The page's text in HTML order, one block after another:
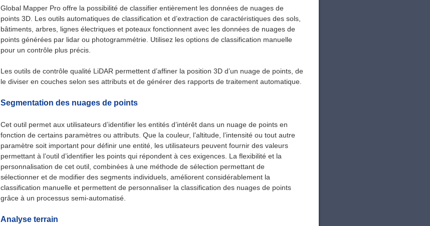
Global Mapper Pro offre la possibilité de classifier entièrement les données de nuages ​​de
points 3D. Les outils automatiques de classification et d’extraction de caractéristiques des sols,
bâtiments, arbres, lignes électriques et poteaux fonctionnent avec les données de nuages ​​de
points générées par lidar ou photogrammétrie. Utilisez les options de classification manuelle
pour un contrôle plus précis.
Les outils de contrôle qualité LiDAR permettent d’affiner la position 3D d’un nuage de points, de
le diviser en couches selon ses attributs et de générer des rapports de traitement automatique.
Segmentation des nuages de points
Cet outil permet aux utilisateurs d’identifier les entités d’intérêt dans un nuage de points en
fonction de certains paramètres ou attributs. Que la couleur, l’altitude, l’intensité ou tout autre
paramètre soit important pour définir une entité, les utilisateurs peuvent fournir des valeurs
permettant à l’outil d’identifier les points qui répondent à ces exigences. La flexibilité et la
personnalisation de cet outil, combinées à une méthode de sélection permettant de
sélectionner et de modifier des segments individuels, améliorent considérablement la
classification manuelle et permettent de personnaliser la classification des nuages ​​de points
grâce à un processus semi-automatisé.
Analyse terrain